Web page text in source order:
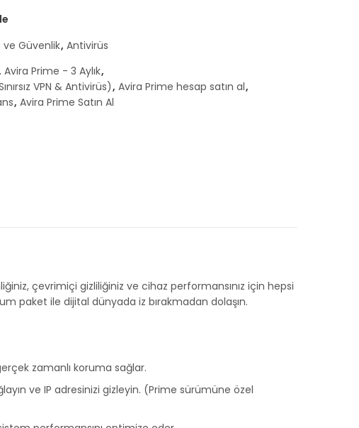
ve Güvenlik, Antivirüs
Avira Prime - 3 Aylık,
VPN & Antivirüs), Avira Prime hesap satın al,
, Avira Prime Satın Al
çevrimiçi gizliliğiniz ve cihaz performansınız için hepsi
paket ile dijital dünyada iz bırakmadan dolaşın.
zamanlı koruma sağlar.
ve IP adresinizi gizleyin. (Prime sürümüne özel